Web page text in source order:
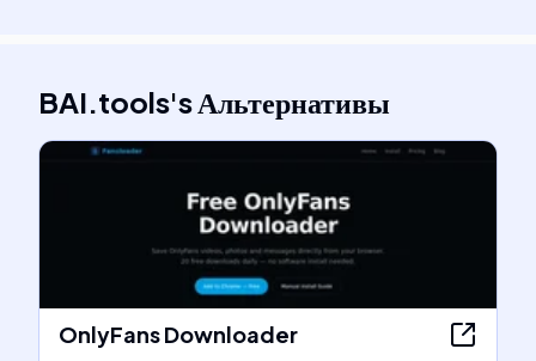
BAI.tools'sАльтернативы
OnlyFans Downloader